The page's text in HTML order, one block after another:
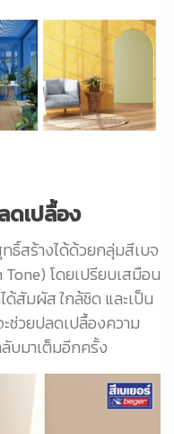
ดเปลื้อง
ธิ์สร้างได้ด้วยกลุ่มสีเบจ
โดยเปรียบเสมือน
สัมผัส ใกล้ชิด และเป็น
ช่วยปลดเปลื้องความ
บมาเต็มอีกครั้ง